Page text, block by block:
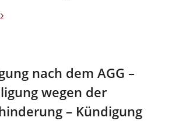
nach dem AGG –
wegen der
– Kündigung